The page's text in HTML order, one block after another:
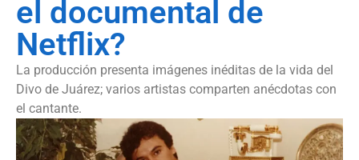
el documental de
Netflix?
La producción presenta imágenes inéditas de la vida del
Divo de Juárez; varios artistas comparten anécdotas con
el cantante.